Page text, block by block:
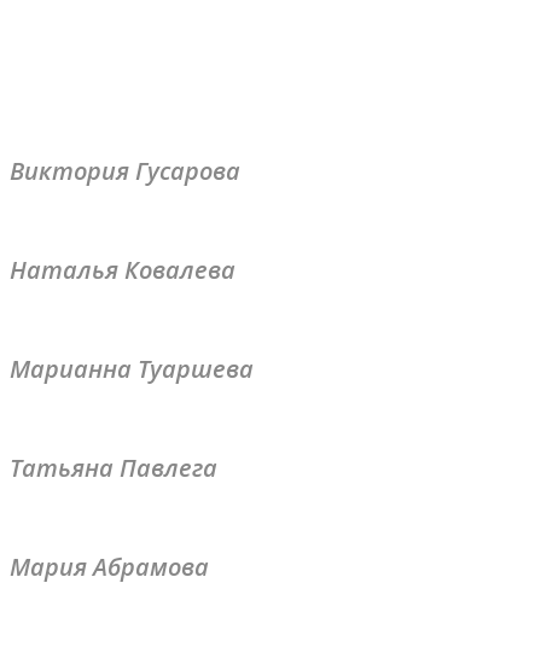
Виктория Гусарова
Наталья Ковалева
Марианна Туаршева
Татьяна Павлега
Мария Абрамова